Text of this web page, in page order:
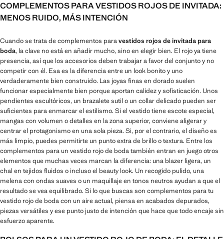
COMPLEMENTOS PARA VESTIDOS ROJOS DE INVITADA:
MENOS RUIDO, MÁS INTENCIÓN
Cuando se trata de complementos paravestidos rojos de invitada para
boda, la clave no está en añadir mucho, sino en elegir bien. El rojo ya tiene
presencia, así que los accesorios deben trabajar a favor del conjunto y no
competir con él. Esa es la diferencia entre un look bonito y uno
verdaderamente bien construido. Las joyas finas en dorado suelen
funcionar especialmente bien porque aportan calidez y sofisticación. Unos
pendientes escultóricos, un brazalete sutil o un collar delicado pueden ser
suficientes para enmarcar el estilismo. Si el vestido tiene escote especial,
mangas con volumen o detalles en la zona superior, conviene aligerar y
centrar el protagonismo en una sola pieza. Si, por el contrario, el diseño es
más limpio, puedes permitirte un punto extra de brillo o textura. Entre los
complementos para un vestido rojo de boda también entran en juego otros
elementos que muchas veces marcan la diferencia: una blazer ligera, un
chal en tejidos fluidos o incluso el beauty look. Un recogido pulido, una
melena con ondas suaves o un maquillaje en tonos neutros ayudan a que el
resultado se vea equilibrado. Si lo que buscas son complementos para tu
vestido rojo de boda con un aire actual, piensa en acabados depurados,
piezas versátiles y ese punto justo de intención que hace que todo encaje sin
esfuerzo aparente.